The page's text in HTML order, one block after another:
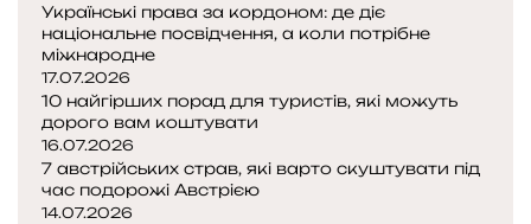
Українські права за кордоном: де діє
національне посвідчення, а коли потрібне
міжнародне
17.07.2026
10 найгірших порад для туристів, які можуть
дорого вам коштувати
16.07.2026
7 австрійських страв, які варто скуштувати під
час подорожі Австрією
14.07.2026